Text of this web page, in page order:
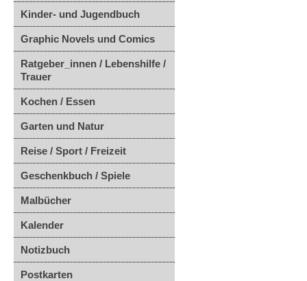
Kinder- und Jugendbuch
Graphic Novels und Comics
Ratgeber_innen / Lebenshilfe /
Trauer
Kochen / Essen
Garten und Natur
Reise / Sport / Freizeit
Geschenkbuch / Spiele
Malbücher
Kalender
Notizbuch
Postkarten